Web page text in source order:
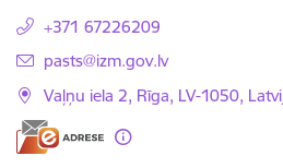
+371 67226209
E-pasts:
pasts@izm.gov.lv
Vaļņu iela 2, Rīga, LV-1050,